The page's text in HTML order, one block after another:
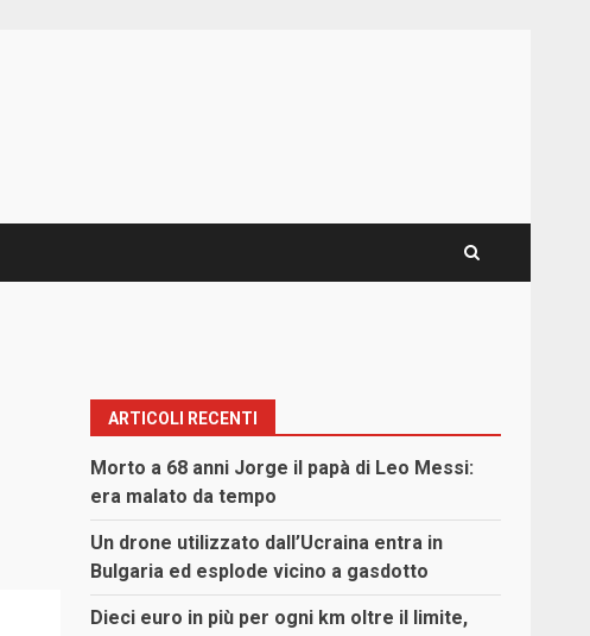
ARTICOLI RECENTI
Morto a 68 anni Jorge il papà di Leo Messi:
era malato da tempo
Un drone utilizzato dall’Ucraina entra in
Bulgaria ed esplode vicino a gasdotto
Dieci euro in più per ogni km oltre il limite,